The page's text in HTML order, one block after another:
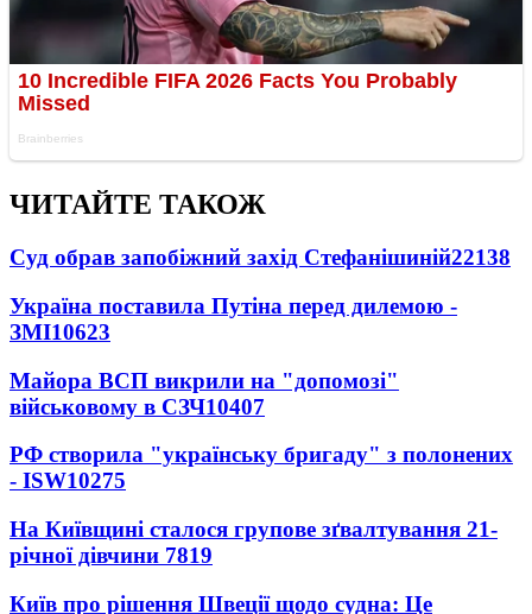
ЧИТАЙТЕ ТАКОЖ
Суд обрав запобіжний захід Стефанішиній22138
Україна поставила Путіна перед дилемою -
ЗМІ10623
Майора ВСП викрили на "допомозі"
військовому в СЗЧ10407
РФ створила "українську бригаду" з полонених
- ISW10275
На Київщині сталося групове зґвалтування 21-
річної дівчини 7819
Київ про рішення Швеції щодо судна: Це